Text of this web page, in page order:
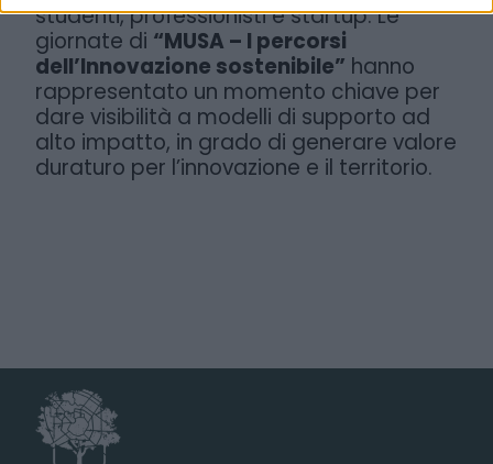
studenti, professionisti e startup. Le
giornate di “MUSA – I percorsi
dell’Innovazione sostenibile” hanno
rappresentato un momento chiave per
dare visibilità a modelli di supporto ad
alto impatto, in grado di generare valore
duraturo per l’innovazione e il territorio.